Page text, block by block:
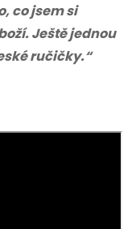
co jsem si
Ještě jednou
ručičky.“